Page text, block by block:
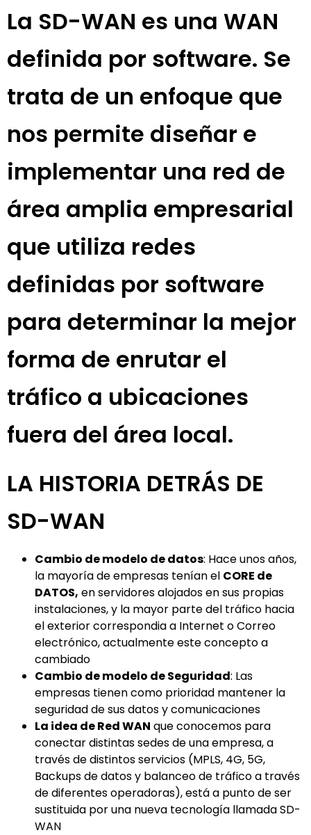
La SD-WAN es una WAN
definida por software. Se
trata de un enfoque que
nos permite diseñar e
implementar una red de
área amplia empresarial
que utiliza redes
definidas por software
para determinar la mejor
forma de enrutar el
tráfico a ubicaciones
fuera del área local.
LA HISTORIA DETRÁS DE
SD-WAN
Cambio de modelo de datos: Hace unos años,
la mayoría de empresas tenían el CORE de
DATOS, en servidores alojados en sus propias
instalaciones, y la mayor parte del tráfico hacia
el exterior correspondia a Internet o Correo
electrónico, actualmente este concepto a
cambiado
Cambio de modelo de Seguridad: Las
empresas tienen como prioridad mantener la
seguridad de sus datos y comunicaciones
La idea de Red WAN que conocemos para
conectar distintas sedes de una empresa, a
través de distintos servicios (MPLS, 4G, 5G,
Backups de datos y balanceo de tráfico a través
de diferentes operadoras), está a punto de ser
sustituida por una nueva tecnología llamada SD-
WAN